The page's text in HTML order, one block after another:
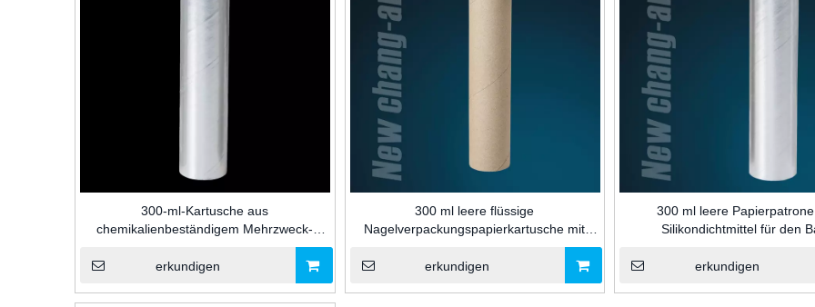
300-ml-Kartusche aus
chemikalienbeständigem Mehrzweck-
Glasklebstoff und Dichtungspapier für
Silikon-/MS-/PU-Dichtungsverpackungen
erkundigen
300 ml leere flüssige
Nagelverpackungspapierkartusche mit
Düse und Kolben für Silikondichtmittel für
die Bauindustrie
erkundigen
300 ml leere
Silikondichtmittel für den
erkundigen